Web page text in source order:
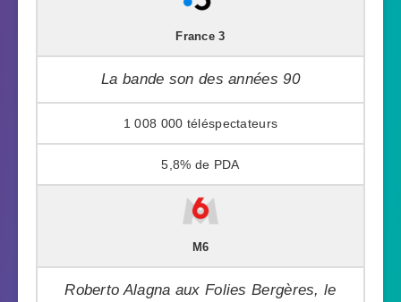
France 3
La bande son des années 90
1 008 000
5,8%
M6
Roberto Alagna aux Folies Bergères, le